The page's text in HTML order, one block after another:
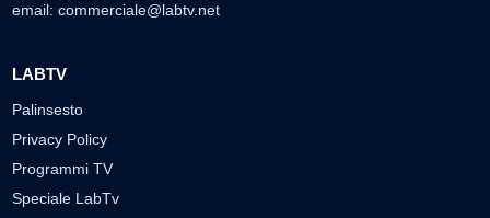
email: commerciale@labtv.net
LABTV
Palinsesto
Privacy Policy
Programmi TV
Speciale LabTv